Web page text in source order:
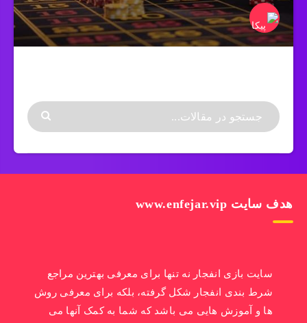
هدف سایت www.enfejar.vip
سایت بازی انفجار نه تنها برای معرفی بهترین مراجع
شرط بندی انفجار شکل گرفته، بلکه برای معرفی روش
ها و آموزش هایی می باشد که شما به کمک آنها می